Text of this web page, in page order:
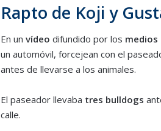
Rapto de Koji y
En un vídeo difundido por los
un automóvil, forcejean con el
antes de llevarse a los animales.
El paseador llevaba tres bulldogs
calle.